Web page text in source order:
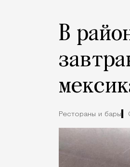
В
Рестораны и бары